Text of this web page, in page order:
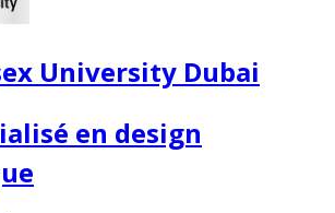
University Dubai
en design